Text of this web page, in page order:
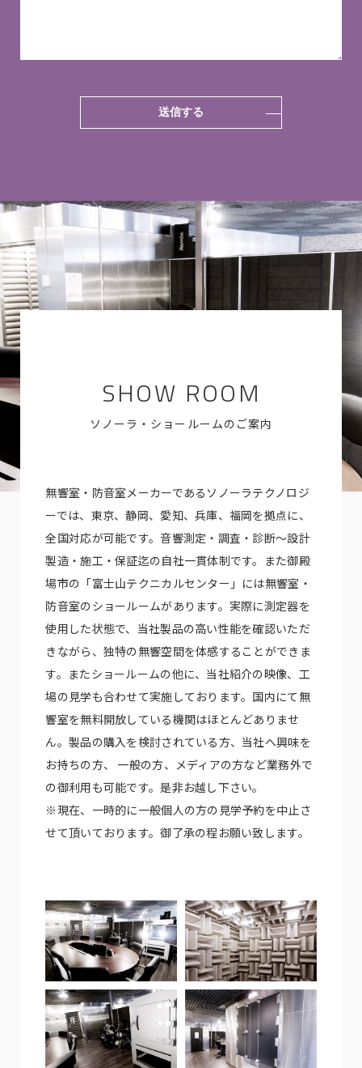
SHOW ROOM
ソノーラ・ショールームのご案内
無響室・防音室メーカーであるソノーラテクノロジ
ーでは、東京、静岡、愛知、兵庫、福岡を拠点に、
全国対応が可能です。音響測定・調査・診断～設計
製造・施工・保証迄の自社一貫体制です。また御殿
場市の「富士山テクニカルセンター」には無響室・
防音室のショールームがあります。実際に測定器を
使用した状態で、当社製品の高い性能を確認いただ
きながら、独特の無響空間を体感することができま
す。またショールームの他に、当社紹介の映像、工
場の見学も合わせて実施しております。国内にて無
響室を無料開放している機関はほとんどありませ
ん。製品の購入を検討されている方、当社へ興味を
お持ちの方、 一般の方、メディアの方など業務外で
の御利用も可能です。是非お越し下さい。
※現在、一時的に一般個人の方の見学予約を中止さ
せて頂いております。御了承の程お願い致します。